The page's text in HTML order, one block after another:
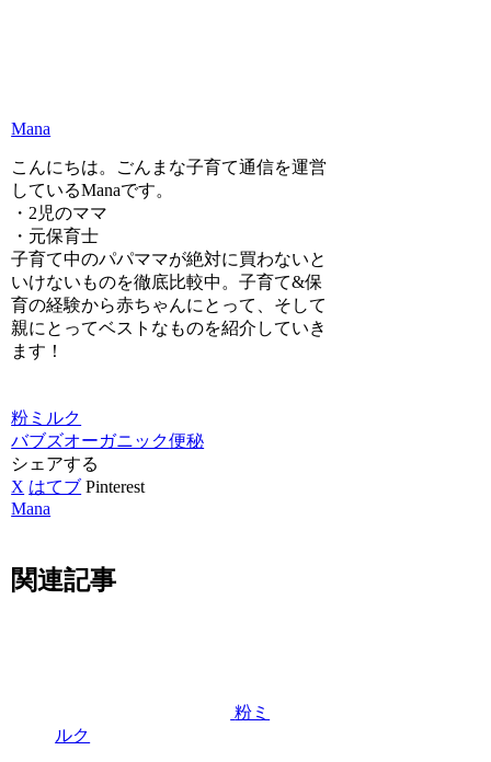
Mana
こんにちは。ごんまな子育て通信を運営
しているManaです。
・2児のママ
・元保育士
子育て中のパパママが絶対に買わないと
いけないものを徹底比較中。子育て&保
育の経験から赤ちゃんにとって、そして
親にとってベストなものを紹介していき
ます！
粉ミルク
バブズオーガニック便秘
シェアする
X はてブ Pinterest
Mana
関連記事
粉ミ
ルク